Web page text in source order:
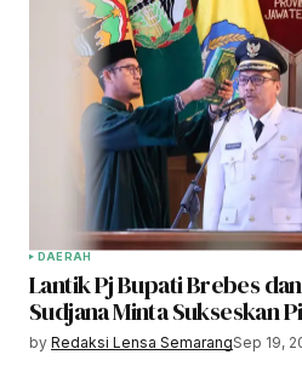
DAERAH
Lantik Pj Bupati Brebes
Sudjana Minta Sukseskan
by Redaksi Lensa SemarangSep 19,